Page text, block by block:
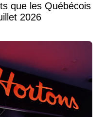
que les Québécois
2026